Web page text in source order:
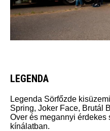
LEGENDA
Legenda Sörfőzde
Spring, Joker Face, Brutál
Over és megannyi érdekes
kínálatban.